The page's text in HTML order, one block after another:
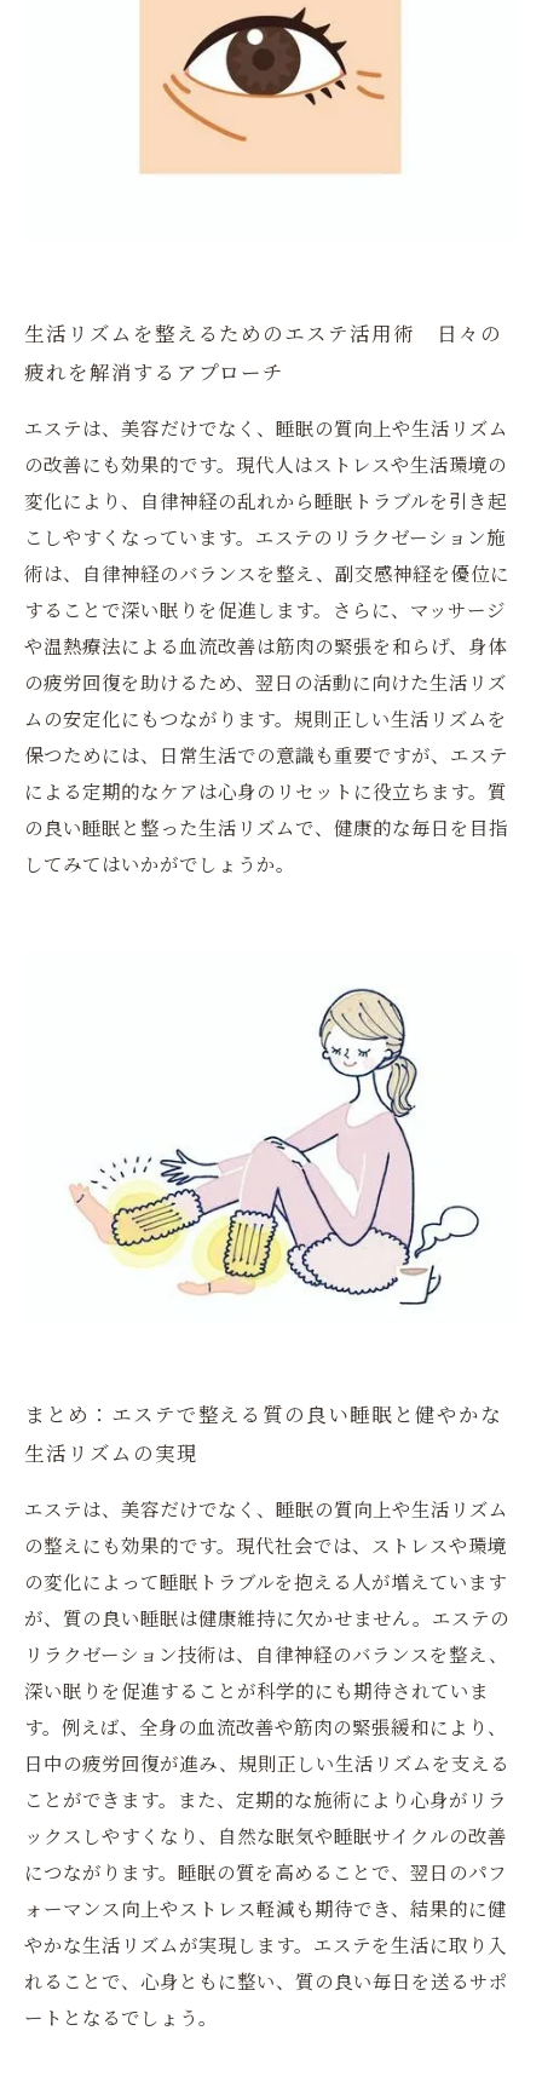
生活リズムを整えるためのエステ活用術 日々の
疲れを解消するアプローチ
エステは、美容だけでなく、睡眠の質向上や生活リズム
の改善にも効果的です。現代人はストレスや生活環境の
変化により、自律神経の乱れから睡眠トラブルを引き起
こしやすくなっています。エステのリラクゼーション施
術は、自律神経のバランスを整え、副交感神経を優位に
することで深い眠りを促進します。さらに、マッサージ
や温熱療法による血流改善は筋肉の緊張を和らげ、身体
の疲労回復を助けるため、翌日の活動に向けた生活リズ
ムの安定化にもつながります。規則正しい生活リズムを
保つためには、日常生活での意識も重要ですが、エステ
による定期的なケアは心身のリセットに役立ちます。質
の良い睡眠と整った生活リズムで、健康的な毎日を目指
してみてはいかがでしょうか。
まとめ：エステで整える質の良い睡眠と健やかな
生活リズムの実現
エステは、美容だけでなく、睡眠の質向上や生活リズム
の整えにも効果的です。現代社会では、ストレスや環境
の変化によって睡眠トラブルを抱える人が増えています
が、質の良い睡眠は健康維持に欠かせません。エステの
リラクゼーション技術は、自律神経のバランスを整え、
深い眠りを促進することが科学的にも期待されていま
す。例えば、全身の血流改善や筋肉の緊張緩和により、
日中の疲労回復が進み、規則正しい生活リズムを支える
ことができます。また、定期的な施術により心身がリラ
ックスしやすくなり、自然な眠気や睡眠サイクルの改善
につながります。睡眠の質を高めることで、翌日のパフ
ォーマンス向上やストレス軽減も期待でき、結果的に健
やかな生活リズムが実現します。エステを生活に取り入
れることで、心身ともに整い、質の良い毎日を送るサポ
ートとなるでしょう。